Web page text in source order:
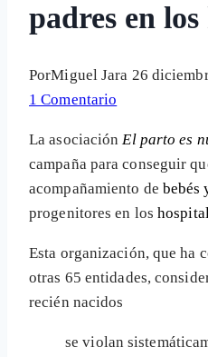
padres en
PorMiguel Jara 26
1 Comentario
La asociaciónEl parto es
campaña para conseguir
acompañamiento de bebés
progenitores en los
Esta organización, que ha
otras 65 entidades,
recién nacidos
se violan